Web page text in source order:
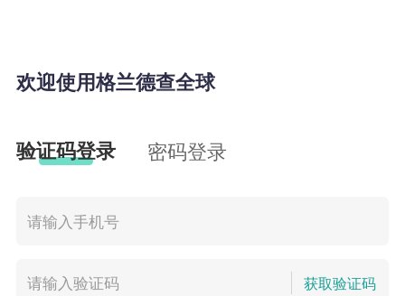
欢迎使用格兰德查全球
验证码登录 密码登录
获取验证码